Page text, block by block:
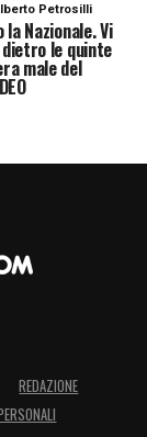
Petrosilli
Nazionale. Vi
dietro le quinte
male del
REDAZIONE